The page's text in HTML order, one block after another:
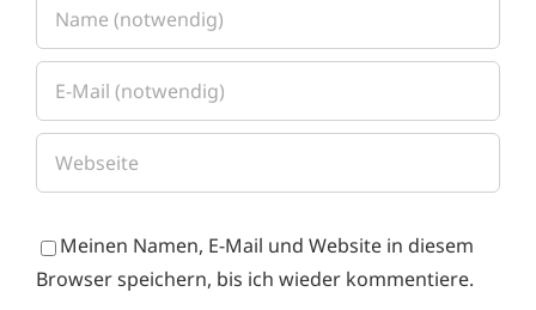
Meinen Namen, E-Mail und Website in diesem
Browser speichern, bis ich wieder kommentiere.